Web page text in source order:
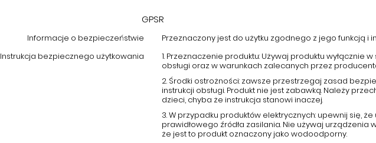
GPSR
Informacje o bezpieczeństwie
Przeznaczony jest do użytku zgodnego z jego funkcją i
Instrukcja bezpiecznego użytkowania
1. Przeznaczenie produktu: Używaj produktu wyłącznie
obsługi oraz w warunkach zalecanych przez
2. Środki ostrożności: zawsze przestrzegaj zasad
instrukcji obsługi. Produkt nie jest zabawką. Należy
dzieci, chyba że instrukcja stanowi inaczej.
3. W przypadku produktów elektrycznych: upewnij się,
prawidłowego źródła zasilania. Nie używaj urządzenia
że jest to produkt oznaczony jako wodoodporny.